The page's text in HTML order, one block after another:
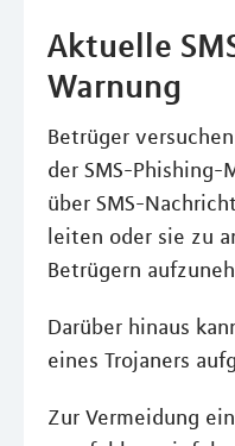
Aktuelle
Warnung
Betrüger
der SMS-Phishing-
über SMS-
leiten oder sie zu
Betrügern
Darüber hinaus
eines Trojaners
Zur Vermeidung